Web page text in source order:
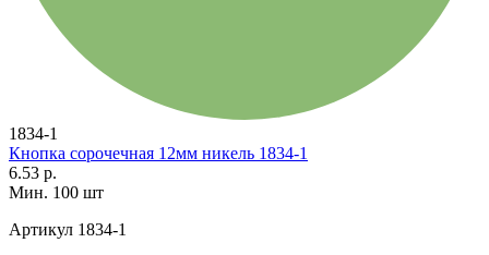
1834-1
Кнопка сорочечная 12мм никель 1834-1
6.53 р.
Мин. 100 шт
Артикул 1834-1